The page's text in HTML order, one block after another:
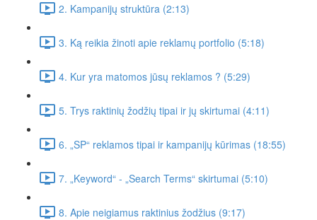
2. Kampanijų struktūra (2:13)
3. Ką reikia žinoti apie reklamų portfolio (5:18)
4. Kur yra matomos jūsų reklamos ? (5:29)
5. Trys raktinių žodžių tipai ir jų skirtumai (4:11)
6. „SP“ reklamos tipai ir kampanijų kūrimas (18:55)
7. „Keyword“ - „Search Terms“ skirtumai (5:10)
8. Apie neigiamus raktinius žodžius (9:17)